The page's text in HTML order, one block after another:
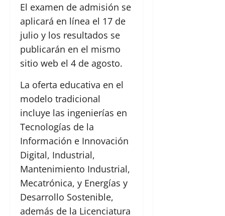
El examen de admisión se
aplicará en línea el 17 de
julio y los resultados se
publicarán en el mismo
sitio web el 4 de agosto.
La oferta educativa en el
modelo tradicional
incluye las ingenierías en
Tecnologías de la
Información e Innovación
Digital, Industrial,
Mantenimiento Industrial,
Mecatrónica, y Energías y
Desarrollo Sostenible,
además de la Licenciatura